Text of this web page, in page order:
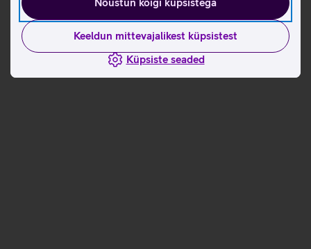
Nõustun kõigi küpsistega
Keeldun mittevajalikest küpsistest
Küpsiste seaded